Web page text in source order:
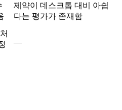
제약이 데스크톱 대비 아쉽
다는 평가가 존재함
—